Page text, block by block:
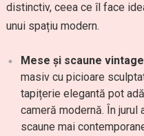
distinctiv, ceea ce îl face
unui spațiu modern.
Mese și scaune vintage
masiv cu picioare
tapițerie elegantă pot
cameră modernă. În
scaune mai